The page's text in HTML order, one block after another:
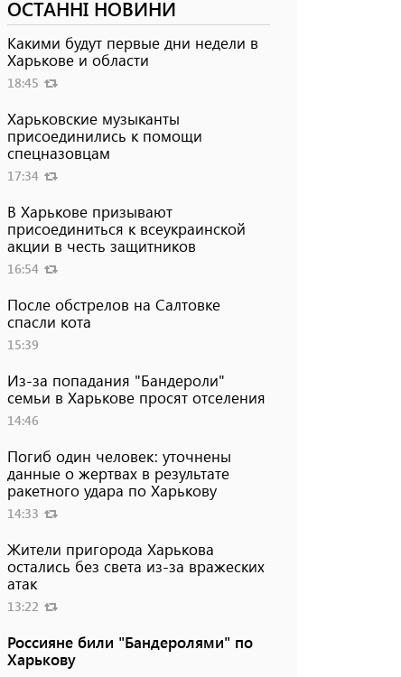
ОСТАННІ НОВИНИ
Какими будут первые дни недели в
Харькове и области
18:45
Харьковские музыканты
присоединились к помощи
спецназовцам
17:34
В Харькове призывают
присоединиться к всеукраинской
акции в честь защитников
16:54
После обстрелов на Салтовке
спасли кота
15:39
Из-за попадания "Бандероли"
семьи в Харькове просят отселения
14:46
Погиб один человек: уточнены
данные о жертвах в результате
ракетного удара по Харькову
14:33
Жители пригорода Харькова
остались без света из-за вражеских
атак
13:22
Россияне били "Бандеролями" по
Харькову